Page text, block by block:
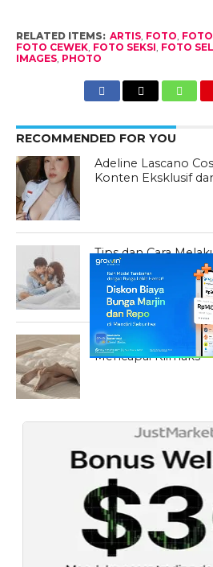
RELATED ITEMS: ARTIS, FOTO
FOTO CEWEK, FOTO SEKSI FOTO
IMAGES, PHOTO
RECOMMENDED FOR YOU
Adeline Lascano
Konten Eksklusif
Tips dan Cara
Seks Intim di
Viral 5 Gaya
Mencapai Klimaks